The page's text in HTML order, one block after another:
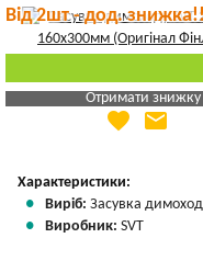
Від 2шт - дод.
Отримати знижку
Яка Ваша ціна
favorite email
Характеристики:
Виріб: Засувка
Виробник: SVT